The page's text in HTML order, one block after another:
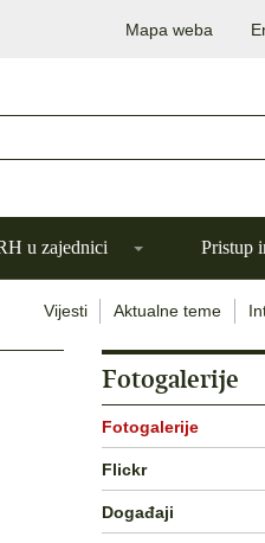
Mapa weba
u zajednici Pristup
Vijesti Aktualne teme
Fotogalerije
Fotogalerije
Flickr
Događaji